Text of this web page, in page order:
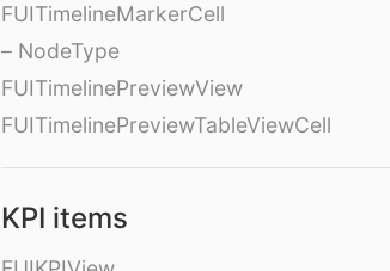
FUITimelineMarkerCell
– NodeType
FUITimelinePreviewView
FUITimelinePreviewTableViewCell
KPI items